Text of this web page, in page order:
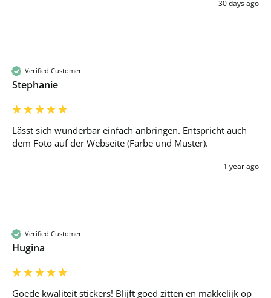
30 days ago
Verified Customer
Stephanie
Lässt sich wunderbar einfach anbringen. Entspricht auch
dem Foto auf der Webseite (Farbe und Muster).
1 year ago
Verified Customer
Hugina
Goede kwaliteit stickers! Blijft goed zitten en makkelijk op